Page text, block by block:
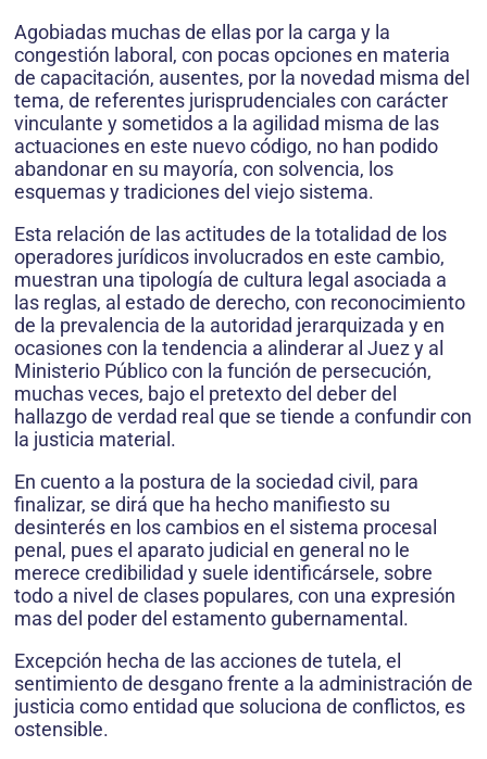
Agobiadas muchas de ellas por la carga y la
congestión laboral, con pocas opciones en materia
de capacitación, ausentes, por la novedad misma del
tema, de referentes jurisprudenciales con carácter
vinculante y sometidos a la agilidad misma de las
actuaciones en este nuevo código, no han podido
abandonar en su mayoría, con solvencia, los
esquemas y tradiciones del viejo sistema.
Esta relación de las actitudes de la totalidad de los
operadores jurídicos involucrados en este cambio,
muestran una tipología de cultura legal asociada a
las reglas, al estado de derecho, con reconocimiento
de la prevalencia de la autoridad jerarquizada y en
ocasiones con la tendencia a alinderar al Juez y al
Ministerio Público con la función de persecución,
muchas veces, bajo el pretexto del deber del
hallazgo de verdad real que se tiende a confundir con
la justicia material.
En cuento a la postura de la sociedad civil, para
finalizar, se dirá que ha hecho manifiesto su
desinterés en los cambios en el sistema procesal
penal, pues el aparato judicial en general no le
merece credibilidad y suele identificársele, sobre
todo a nivel de clases populares, con una expresión
mas del poder del estamento gubernamental.
Excepción hecha de las acciones de tutela, el
sentimiento de desgano frente a la administración de
justicia como entidad que soluciona de conflictos, es
ostensible.